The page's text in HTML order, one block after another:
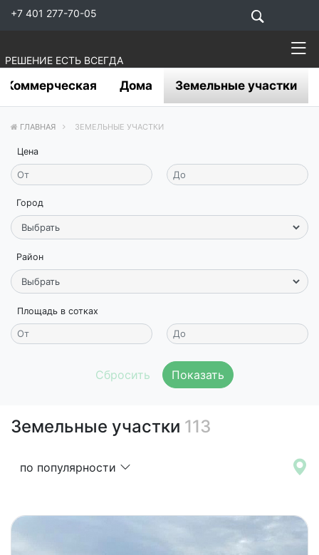
+7 401 277-70-05
РЕШЕНИЕ ЕСТЬ ВСЕГДА
Коммерческая Дома Земельные участки
ГЛАВНАЯ ЗЕМЕЛЬНЫЕ УЧАСТКИ
Цена
Город
Район
Площадь в сотках
Показать
Земельные участки 113
по популярности